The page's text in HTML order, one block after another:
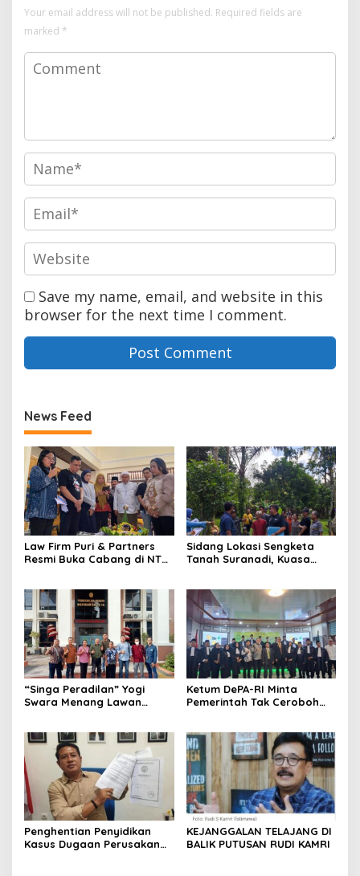
Your email address will not be published. Required fields are
marked *
Save my name, email, and website in this
browser for the next time I comment.
News Feed
Law Firm Puri & Partners
Resmi Buka Cabang di NTB,
Masyarakat
Sidang Lokasi Sengketa
Tanah Suranadi, Kuasa
“Singa Peradilan” Yogi
Swara Menang Lawan
Tersangka Mafia Tanah
Ketum DePA-RI Minta
Pemerintah Tak Ceroboh
Penghentian Penyidikan
Kasus Dugaan Perusakan
KEJANGGALAN TELAJANG DI
BALIK PUTUSAN RUDI KAMRI